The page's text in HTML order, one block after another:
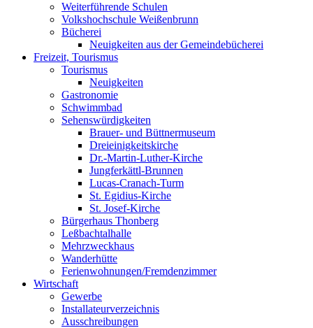
Weiterführende Schulen
Volkshochschule Weißenbrunn
Bücherei
Neuigkeiten aus der Gemeindebücherei
Freizeit, Tourismus
Tourismus
Neuigkeiten
Gastronomie
Schwimmbad
Sehenswürdigkeiten
Brauer- und Büttnermuseum
Dreieinigkeitskirche
Dr.-Martin-Luther-Kirche
Jungferkättl-Brunnen
Lucas-Cranach-Turm
St. Egidius-Kirche
St. Josef-Kirche
Bürgerhaus Thonberg
Leßbachtalhalle
Mehrzweckhaus
Wanderhütte
Ferienwohnungen/Fremdenzimmer
Wirtschaft
Gewerbe
Installateurverzeichnis
Ausschreibungen